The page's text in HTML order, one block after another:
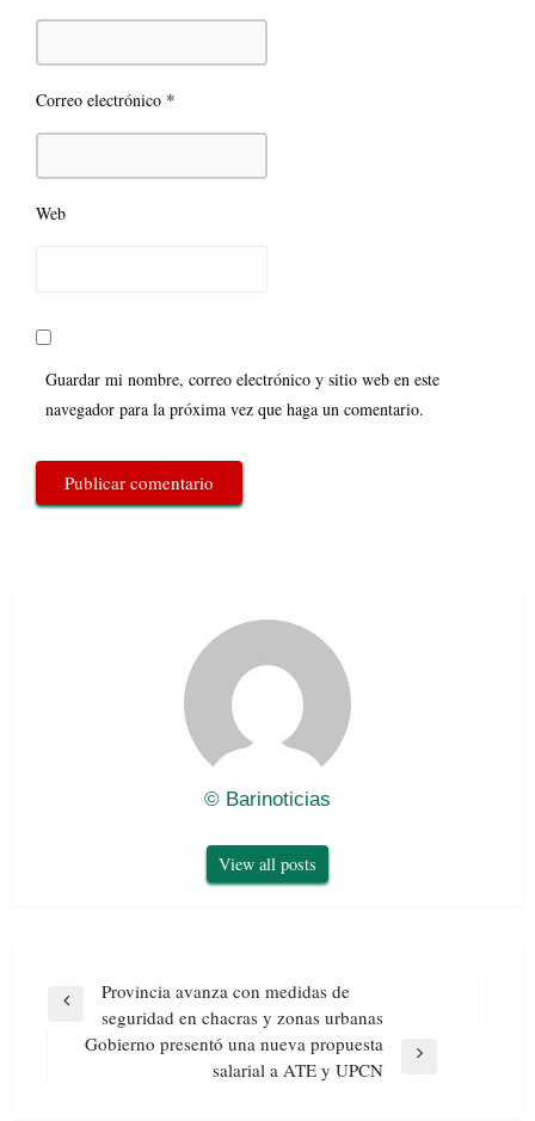
Correo electrónico *
Web
Guardar mi nombre, correo electrónico y sitio web en este
navegador para la próxima vez que haga un comentario.
© Barinoticias
View all posts
Navegación
entradas
Previous
Provincia avanza con medidas de
seguridad en chacras y zonas urbanas
Gobierno presentó una nueva propuesta
salarial a ATE y UPCN